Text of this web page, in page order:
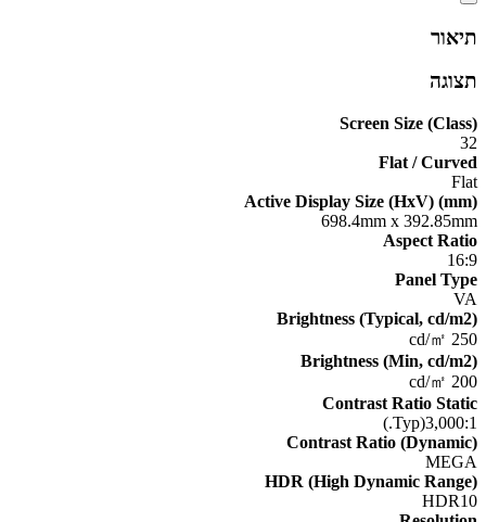
תיאור
תצוגה
Screen Size (Class)
32
Flat / Curved
Flat
Active Display Size (HxV) (mm)
698.4mm x 392.85mm
Aspect Ratio
16:9
Panel Type
VA
Brightness (Typical, cd/m2)
250 cd/㎡
Brightness (Min, cd/m2)
200 cd/㎡
Contrast Ratio Static
3,000:1(Typ.)
Contrast Ratio (Dynamic)
MEGA
HDR (High Dynamic Range)
HDR10